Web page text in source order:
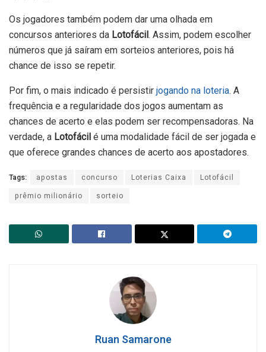
Os jogadores também podem dar uma olhada em
concursos anteriores da Lotofácil. Assim, podem escolher
números que já saíram em sorteios anteriores, pois há
chance de isso se repetir.
Por fim, o mais indicado é persistir jogando na loteria. A
frequência e a regularidade dos jogos aumentam as
chances de acerto e elas podem ser recompensadoras. Na
verdade, a Lotofácil é uma modalidade fácil de ser jogada e
que oferece grandes chances de acerto aos apostadores.
Tags: apostas concurso Loterias Caixa
Lotofácil
prêmio milionário
sorteio
Ruan Samarone